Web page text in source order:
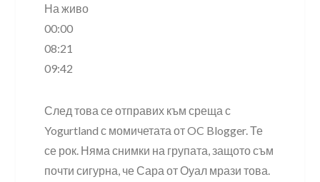
На живо
00:00
08:21
09:42
След това се отправих към среща с
Yogurtland с момичетата от OC Blogger. Те
се рок. Няма снимки на групата, защото съм
почти сигурна, че Сара от Оуал мрази това.